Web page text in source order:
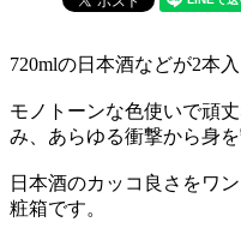
720mlの日本酒などが2本
モノトーンな色使いで頑
み、あらゆる衝撃から身を
日本酒のカッコ良さをワ
粧箱です。